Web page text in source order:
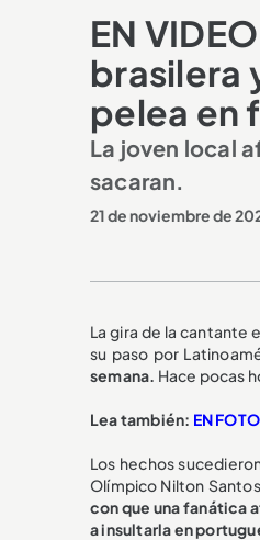
EN
brasilera
pelea en
La joven local
sacaran.
21 de noviembre de
La gira de la cantante
su paso por
semana. Hace pocas
Lea también: EN
Los hechos
Olímpico Nilton
con que una fanática
a insultarla en